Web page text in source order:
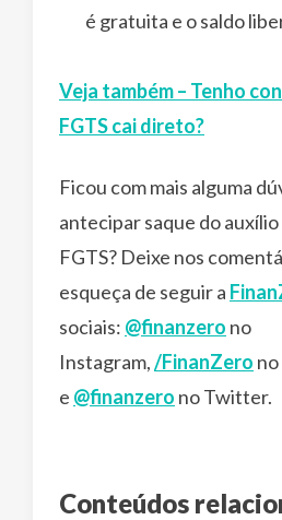
é gratuita e o saldo
Veja também – Tenho
FGTS cai direto?
Ficou com mais alguma
antecipar saque do
FGTS? Deixe nos
esqueça de seguir a
sociais: @finanzero no
Instagram,/FinanZero
e @finanzero no Twitter.
Conteúdos